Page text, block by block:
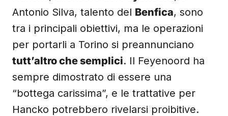
Antonio Silva, talento del Benfica, sono
tra i principali obiettivi, ma le operazioni
per portarli a Torino si preannunciano
tutt’altro che semplici. Il Feyenoord ha
sempre dimostrato di essere una
“bottega carissima”, e le trattative per
Hancko potrebbero rivelarsi proibitive.